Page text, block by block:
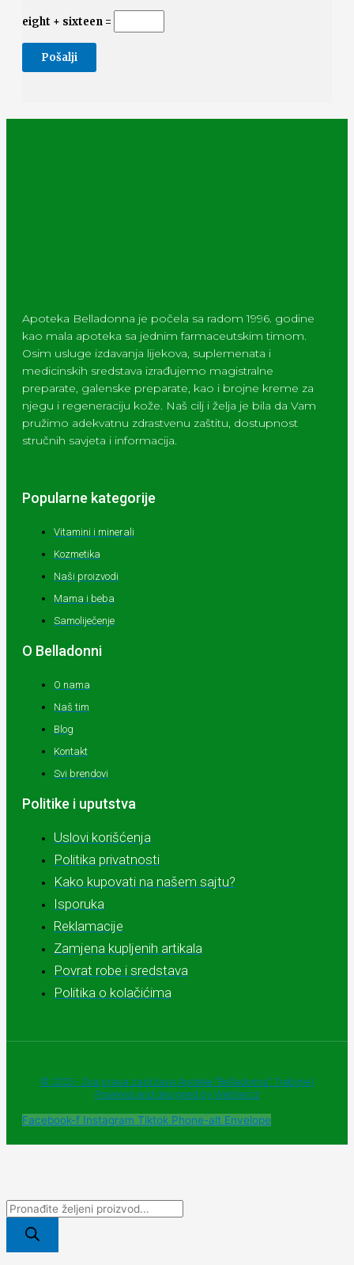
eight + sixteen =
Apoteka Belladonna je počela sa radom 1996. godine
kao mala apoteka sa jednim farmaceutskim timom.
Osim usluge izdavanja lijekova, suplemenata i
medicinskih sredstava izrađujemo magistralne
preparate, galenske preparate, kao i brojne kreme za
njegu i regeneraciju kože. Naš cilj i želja je bila da Vam
pružimo adekvatnu zdrastvenu zaštitu, dostupnost
stručnih savjeta i informacija.
Popularne kategorije
Vitamini i minerali
Kozmetika
Naši proizvodi
Mama i beba
Samoliječenje
O Belladonni
O nama
Naš tim
Blog
Kontakt
Svi brendovi
Politike i uputstva
Uslovi korišćenja
Politika privatnosti
Kako kupovati na našem sajtu?
Isporuka
Reklamacije
Zamjena kupljenih artikala
Povrat robe i sredstava
Politika o kolačićima
© 2025 - Sva prava zadržava Apoteke "Belladonna" Trebinje |
Powered and designed by Webherzz
Facebook-f Instagram Tiktok Phone-alt Envelope